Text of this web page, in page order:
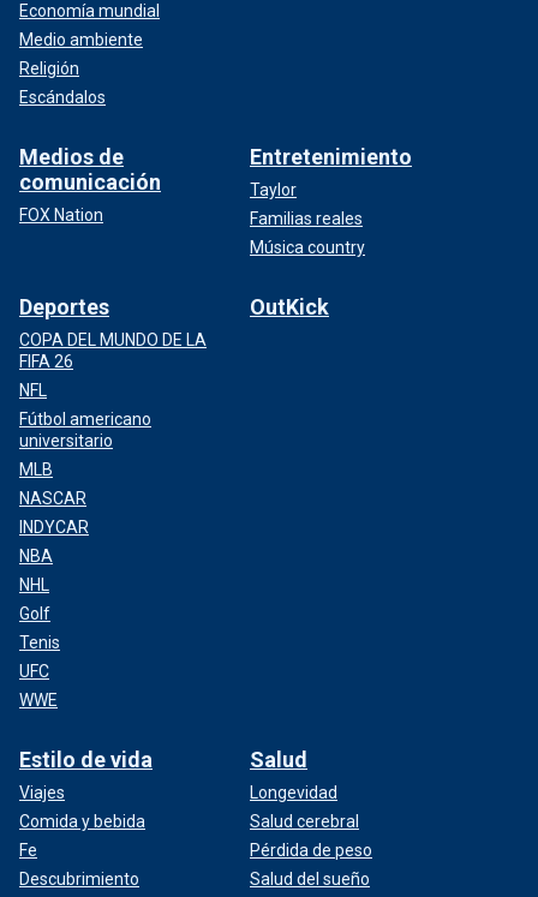
Economía mundial
Medio ambiente
Religión
Escándalos
Medios de
comunicación
FOX Nation
Entretenimiento
Taylor
Familias reales
Música country
Deportes
COPA DEL MUNDO DE LA
FIFA 26
NFL
Fútbol americano
universitario
MLB
NASCAR
INDYCAR
NBA
NHL
Golf
Tenis
UFC
WWE
OutKick
Estilo de vida
Viajes
Comida y bebida
Fe
Descubrimiento
Salud
Longevidad
Salud cerebral
Pérdida de peso
Salud del sueño